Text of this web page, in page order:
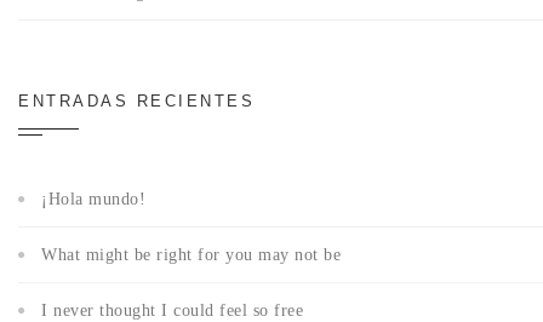
ENTRADAS RECIENTES
¡Hola mundo!
What might be right for you may not be
I never thought I could feel so free